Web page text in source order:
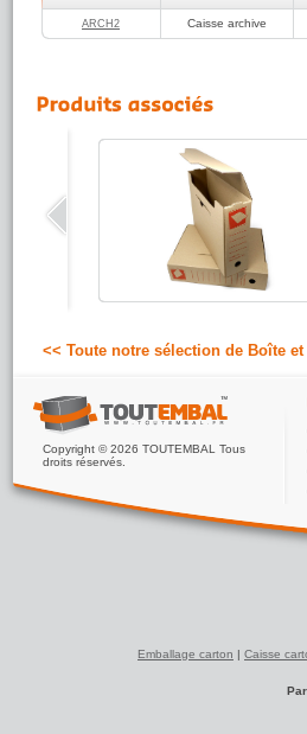
Caisse archives conforme au descriptif
ARCH2 Caisse archive
<< Toute notre sélection de Boîte
Copyright © 2026 TOUTEMBAL Tous
droits réservés.
Emballage carton | Caisse